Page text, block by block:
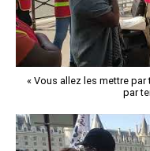
« Vous allez les mettre par
par